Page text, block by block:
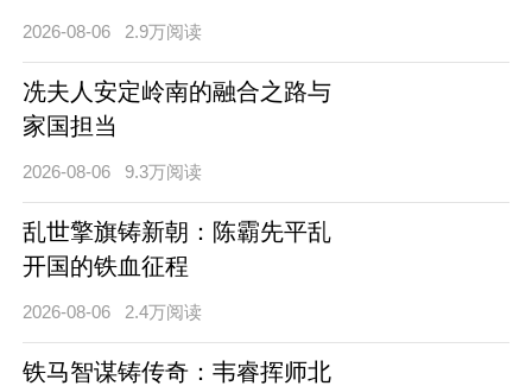
2026-08-06 2.9万阅读
冼夫人安定岭南的融合之路与
家国担当
2026-08-06 9.3万阅读
乱世擎旗铸新朝：陈霸先平乱
开国的铁血征程
2026-08-06 2.4万阅读
铁马智谋铸传奇：韦睿挥师北